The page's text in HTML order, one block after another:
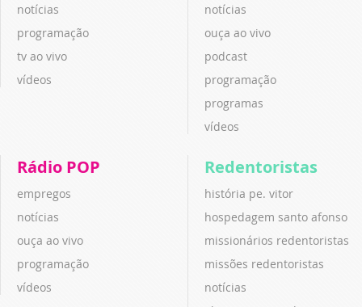
notícias
programação
tv ao vivo
vídeos
notícias
ouça ao vivo
podcast
programação
programas
vídeos
Rádio POP
empregos
notícias
ouça ao vivo
programação
vídeos
Redentoristas
história pe. vitor
hospedagem santo afonso
missionários redentoristas
missões redentoristas
notícias